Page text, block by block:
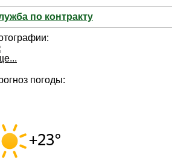
по контракту
погоды: